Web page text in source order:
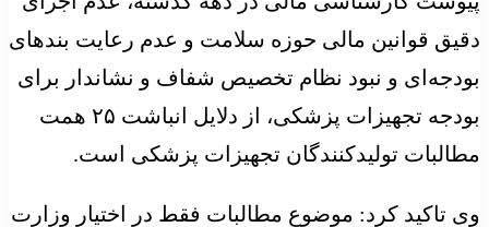
دقیق قوانین مالی حوزه سلامت و عدم رعایت بندهای
بودجه‌ای و نبود نظام تخصیص شفاف و نشاندار برای
بودجه تجهیزات پزشکی، از دلایل انباشت ۲۵ همت
مطالبات تولیدکنندگان تجهیزات پزشکی است.
وی تاکید کرد: موضوع مطالبات فقط در اختیار وزارت